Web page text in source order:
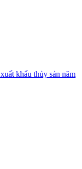
khẩu thủy sản năm